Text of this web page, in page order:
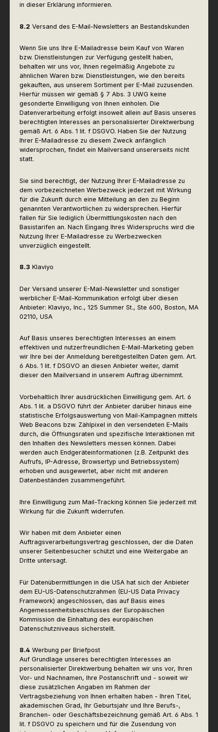
in dieser Erklärung informieren.
8.2 Versand des E-Mail-Newsletters an Bestandskunden
Wenn Sie uns Ihre E-Mailadresse beim Kauf von Waren
bzw. Dienstleistungen zur Verfügung gestellt haben,
behalten wir uns vor, Ihnen regelmäßig Angebote zu
ähnlichen Waren bzw. Dienstleistungen, wie den bereits
gekauften, aus unserem Sortiment per E-Mail zuzusenden.
Hierfür müssen wir gemäß § 7 Abs. 3 UWG keine
gesonderte Einwilligung von Ihnen einholen. Die
Datenverarbeitung erfolgt insoweit allein auf Basis unseres
berechtigten Interesses an personalisierter Direktwerbung
gemäß Art. 6 Abs. 1 lit. f DSGVO. Haben Sie der Nutzung
Ihrer E-Mailadresse zu diesem Zweck anfänglich
widersprochen, findet ein Mailversand unsererseits nicht
statt.
Sie sind berechtigt, der Nutzung Ihrer E-Mailadresse zu
dem vorbezeichneten Werbezweck jederzeit mit Wirkung
für die Zukunft durch eine Mitteilung an den zu Beginn
genannten Verantwortlichen zu widersprechen. Hierfür
fallen für Sie lediglich Übermittlungskosten nach den
Basistarifen an. Nach Eingang Ihres Widerspruchs wird die
Nutzung Ihrer E-Mailadresse zu Werbezwecken
unverzüglich eingestellt.
8.3 Klaviyo
Der Versand unserer E-Mail-Newsletter und sonstiger
werblicher E-Mail-Kommunikation erfolgt über diesen
Anbieter: Klaviyo, Inc., 125 Summer St., Ste 600, Boston, MA
02110, USA
Auf Basis unseres berechtigten Interesses an einem
effektiven und nutzerfreundlichen E-Mail-Marketing geben
wir Ihre bei der Anmeldung bereitgestellten Daten gem. Art.
6 Abs. 1 lit. f DSGVO an diesen Anbieter weiter, damit
dieser den Mailversand in unserem Auftrag übernimmt.
Vorbehaltlich Ihrer ausdrücklichen Einwilligung gem. Art. 6
Abs. 1 lit. a DSGVO führt der Anbieter darüber hinaus eine
statistische Erfolgsauswertung von Mail-Kampagnen mittels
Web Beacons bzw. Zählpixel in den versendeten E-Mails
durch, die Öffnungsraten und spezifische Interaktionen mit
den Inhalten des Newsletters messen können. Dabei
werden auch Endgeräteinformationen (z.B. Zeitpunkt des
Aufrufs, IP-Adresse, Browsertyp und Betriebssystem)
erhoben und ausgewertet, aber nicht mit anderen
Datenbeständen zusammengeführt.
Ihre Einwilligung zum Mail-Tracking können Sie jederzeit mit
Wirkung für die Zukunft widerrufen.
Wir haben mit dem Anbieter einen
Auftragsverarbeitungsvertrag geschlossen, der die Daten
unserer Seitenbesucher schützt und eine Weitergabe an
Dritte untersagt.
Für Datenübermittlungen in die USA hat sich der Anbieter
dem EU-US-Datenschutzrahmen (EU-US Data Privacy
Framework) angeschlossen, das auf Basis eines
Angemessenheitsbeschlusses der Europäischen
Kommission die Einhaltung des europäischen
Datenschutzniveaus sicherstellt.
8.4 Werbung per Briefpost
Auf Grundlage unseres berechtigten Interesses an
personalisierter Direktwerbung behalten wir uns vor, Ihren
Vor- und Nachnamen, Ihre Postanschrift und - soweit wir
diese zusätzlichen Angaben im Rahmen der
Vertragsbeziehung von Ihnen erhalten haben - Ihren Titel,
akademischen Grad, Ihr Geburtsjahr und Ihre Berufs-,
Branchen- oder Geschäftsbezeichnung gemäß Art. 6 Abs. 1
lit. f DSGVO zu speichern und für die Zusendung von